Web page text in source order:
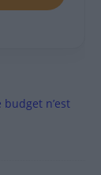
n’est